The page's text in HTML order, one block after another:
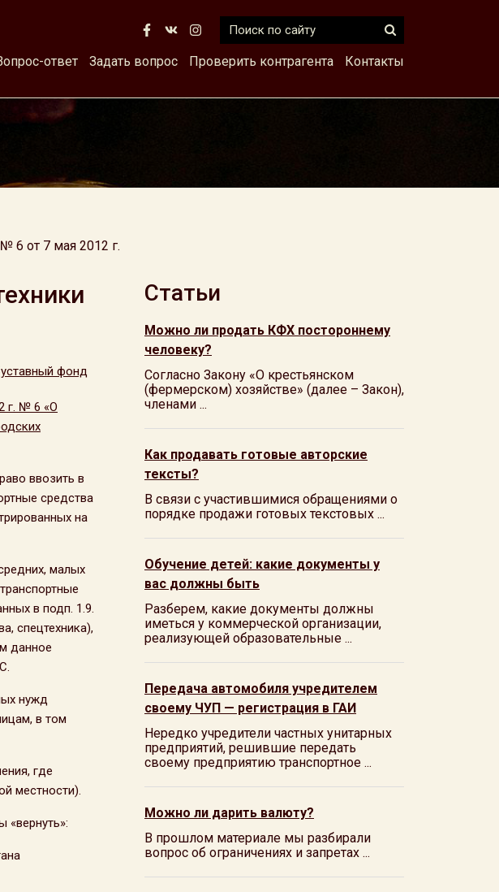
ответ Задать вопрос Проверить контрагента Контакты
6 от 7 мая 2012 г.
фонд
г. № 6 «О
ввозить в
средства
на
малых
в подп. 1.9.
спецтехника),
данное
нужд
в том
где
местности).
«вернуть»:
Статьи
Можно ли продать КФХ постороннему
человеку?
Согласно Закону «О крестьянском
(фермерском) хозяйстве» (далее – Закон),
членами ...
Как продавать готовые авторские
тексты?
В связи с участившимися обращениями о
порядке продажи готовых текстовых ...
Обучение детей: какие документы у
вас должны быть
Разберем, какие документы должны
иметься у коммерческой организации,
реализующей образовательные ...
Передача автомобиля учредителем
своему ЧУП — регистрация в ГАИ
Нередко учредители частных унитарных
предприятий, решившие передать
своему предприятию транспортное ...
Можно ли дарить валюту?
В прошлом материале мы разбирали
вопрос об ограничениях и запретах ...